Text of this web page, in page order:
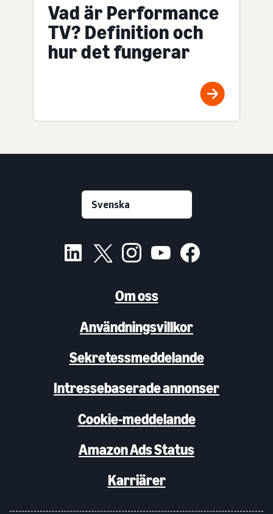
Vad är Performance
TV? Definition och
hur det fungerar
Om oss
Användningsvillkor
Sekretessmeddelande
Intressebaserade annonser
Cookie-meddelande
Amazon Ads Status
Karriärer